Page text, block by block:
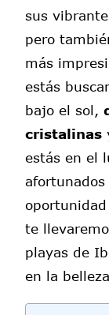
sus
pero
más
estás
bajo el sol,
cristalinas
estás en el
te
playas de
en la